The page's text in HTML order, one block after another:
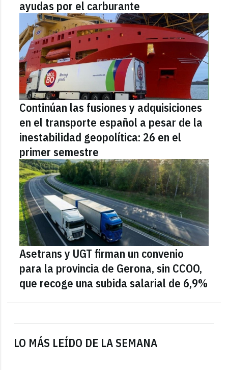
LO MÁS LEÍDO DE LA SEMANA
ayudas por el carburante
Continúan las fusiones y adquisiciones
en el transporte español a pesar de la
inestabilidad geopolítica: 26 en el
primer semestre
Asetrans y UGT firman un convenio
para la provincia de Gerona, sin CCOO,
que recoge una subida salarial de 6,9%